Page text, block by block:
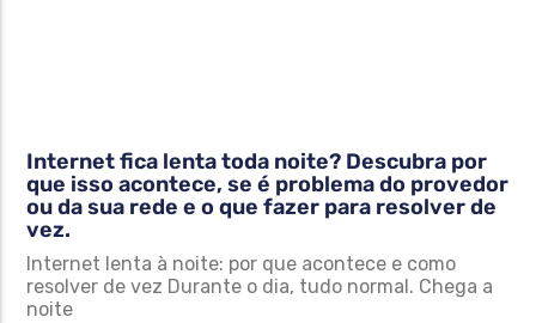
Internet fica lenta toda noite? Descubra por
que isso acontece, se é problema do provedor
ou da sua rede e o que fazer para resolver de
vez.
Internet lenta à noite: por que acontece e como
resolver de vez Durante o dia, tudo normal. Chega a
noite